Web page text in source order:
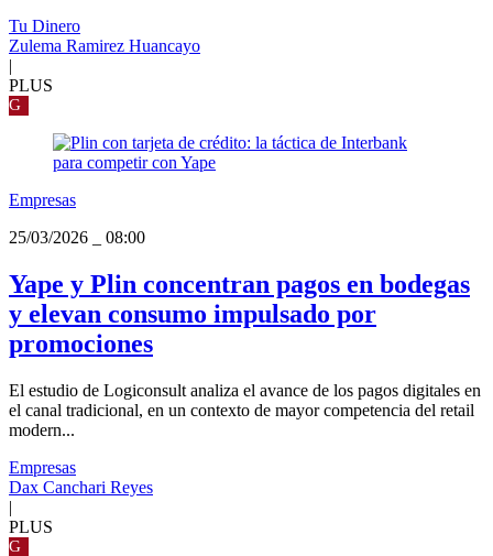
Tu Dinero
Zulema Ramirez Huancayo
|
PLUS
G
Empresas
25/03/2026
08:00
Yape y Plin concentran pagos en bodegas
y elevan consumo impulsado por
promociones
El estudio de Logiconsult analiza el avance de los pagos digitales en
el canal tradicional, en un contexto de mayor competencia del retail
modern...
Empresas
Dax Canchari Reyes
|
PLUS
G